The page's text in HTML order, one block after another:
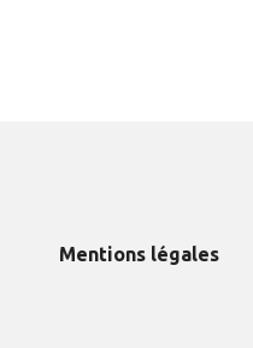
Mentions légales